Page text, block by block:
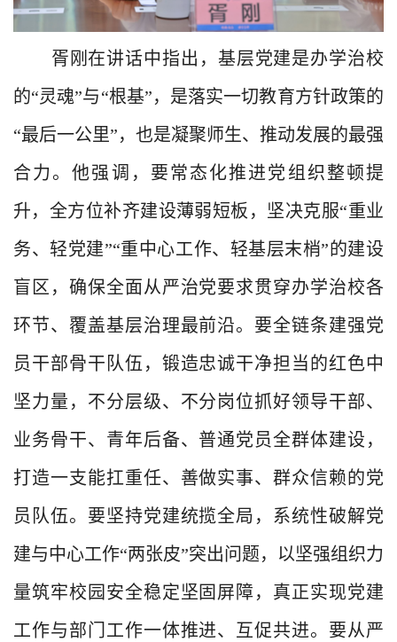
胥刚在讲话中指出，基层党建是办学治校
的“灵魂”与“根基”，是落实一切教育方针政策的
“最后一公里”，也是凝聚师生、推动发展的最强
合力。他强调，要常态化推进党组织整顿提
升，全方位补齐建设薄弱短板，坚决克服“重业
务、轻党建”“重中心工作、轻基层末梢”的建设
盲区，确保全面从严治党要求贯穿办学治校各
环节、覆盖基层治理最前沿。要全链条建强党
员干部骨干队伍，锻造忠诚干净担当的红色中
坚力量，不分层级、不分岗位抓好领导干部、
业务骨干、青年后备、普通党员全群体建设，
打造一支能扛重任、善做实事、群众信赖的党
员队伍。要坚持党建统揽全局，系统性破解党
建与中心工作“两张皮”突出问题，以坚强组织力
量筑牢校园安全稳定坚固屏障，真正实现党建
工作与部门工作一体推进、互促共进。要从严